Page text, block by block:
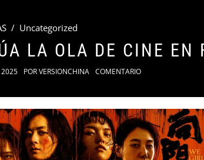
/ Uncategorized
LA OLA DE CINE EN
2025 PORVERSIONCHINA COMENTARIO